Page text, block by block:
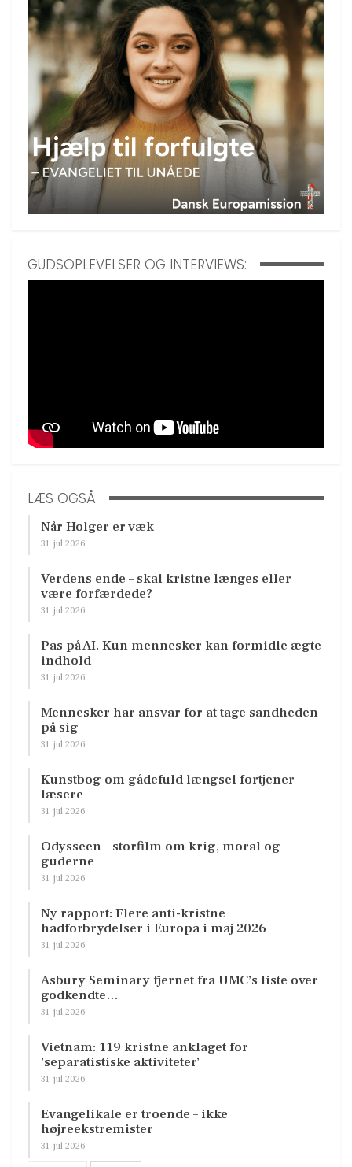
GUDSOPLEVELSER OG INTERVIEWS:
LÆS OGSÅ
Når Holger er væk
31. jul 2026
Verdens ende – skal kristne længes eller
være forfærdede?
31. jul 2026
Pas på AI. Kun mennesker kan formidle ægte
indhold
31. jul 2026
Mennesker har ansvar for at tage sandheden
på sig
31. jul 2026
Kunstbog om gådefuld længsel fortjener
læsere
31. jul 2026
Odysseen – storfilm om krig, moral og
guderne
31. jul 2026
Ny rapport: Flere anti-kristne
hadforbrydelser i Europa i maj 2026
31. jul 2026
Asbury Seminary fjernet fra UMC’s liste over
godkendte…
31. jul 2026
Vietnam: 119 kristne anklaget for
’separatistiske aktiviteter’
31. jul 2026
Evangelikale er troende – ikke
højreekstremister
31. jul 2026